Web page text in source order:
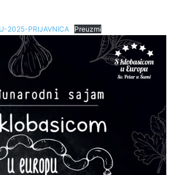
2025-PRIJAVNICA Preuzmi